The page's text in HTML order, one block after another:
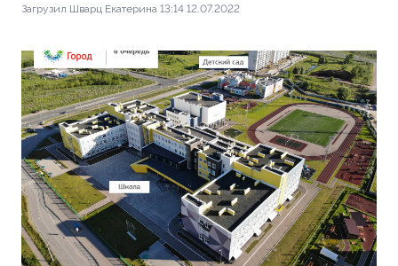
Загрузил Шварц Екатерина 13:14 12.07.2022